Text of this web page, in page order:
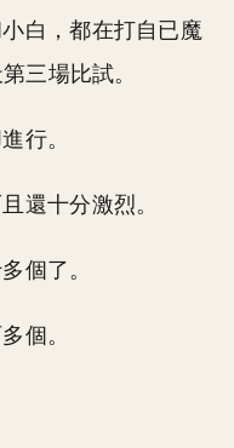
白，都在打自已魔
三場比試。
進行。
還十分激烈。
個了。
個。